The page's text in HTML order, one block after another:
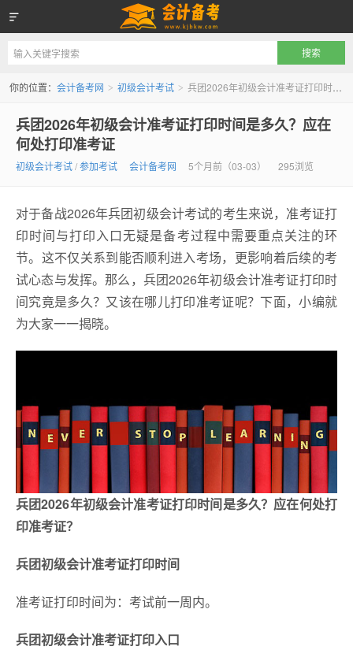
会计备考网
你的位置： 会计备考网 > 初级会计考试 > 兵团2026年初级会计准考证打印时间是多久？应在何处打印准考证
兵团2026年初级会计准考证打印时间是多久？应在
何处打印准考证
初级会计考试/参加考试 会计备考网 5个月前（03-03） 295浏览
对于备战2026年兵团初级会计考试的考生来说，准考证打
印时间与打印入口无疑是备考过程中需要重点关注的环
节。这不仅关系到能否顺利进入考场，更影响着后续的考
试心态与发挥。那么，兵团2026年初级会计准考证打印时
间究竟是多久？又该在哪儿打印准考证呢？下面，小编就
为大家一一揭晓。
兵团2026年初级会计准考证打印时间是多久？应在何处打
印准考证？
兵团初级会计准考证打印时间
准考证打印时间为：考试前一周内。
兵团初级会计准考证打印入口